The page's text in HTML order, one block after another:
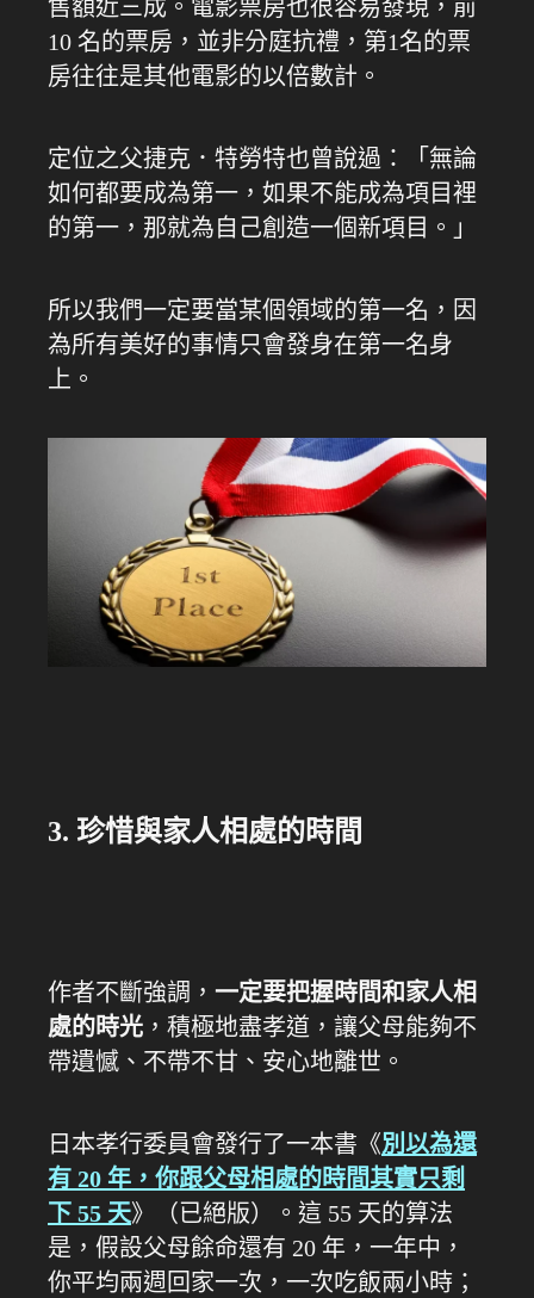
售額近三成。電影票房也很容易發現，前
10 名的票房，並非分庭抗禮，第1名的票
房往往是其他電影的以倍數計。
定位之父捷克．特勞特也曾說過：「無論
如何都要成為第一，如果不能成為項目裡
的第一，那就為自己創造一個新項目。」
所以我們一定要當某個領域的第一名，因
為所有美好的事情只會發身在第一名身
上。
3. 珍惜與家人相處的時間
作者不斷強調， 一定要把握時間和家人相
處的時光 ，積極地盡孝道，讓父母能夠不
帶遺憾、不帶不甘、安心地離世。
日本孝行委員會發行了一本書《別以為還
有 20 年，你跟父母相處的時間其實只剩
下 55 天》（已絕版）。這 55 天的算法
是，假設父母餘命還有 20 年，一年中，
你平均兩週回家一次，一次吃飯兩小時；